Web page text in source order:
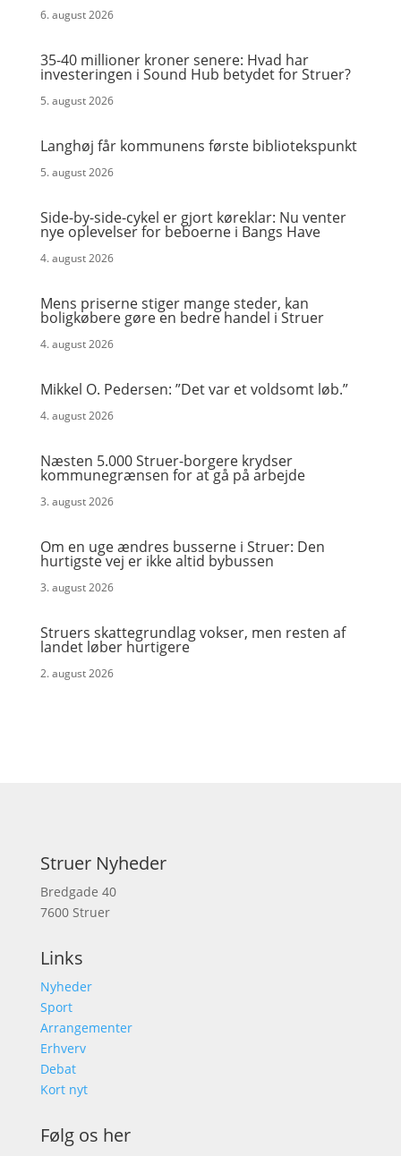
6. august 2026
35-40 millioner kroner senere: Hvad har
investeringen i Sound Hub betydet for Struer?
5. august 2026
Langhøj får kommunens første bibliotekspunkt
5. august 2026
Side-by-side-cykel er gjort køreklar: Nu venter
nye oplevelser for beboerne i Bangs Have
4. august 2026
Mens priserne stiger mange steder, kan
boligkøbere gøre en bedre handel i Struer
4. august 2026
Mikkel O. Pedersen: ”Det var et voldsomt løb.”
4. august 2026
Næsten 5.000 Struer-borgere krydser
kommunegrænsen for at gå på arbejde
3. august 2026
Om en uge ændres busserne i Struer: Den
hurtigste vej er ikke altid bybussen
3. august 2026
Struers skattegrundlag vokser, men resten af
landet løber hurtigere
2. august 2026
Struer Nyheder
Bredgade 40
7600 Struer
Links
Nyheder
Sport
Arrangementer
Erhverv
Debat
Kort nyt
Følg os her